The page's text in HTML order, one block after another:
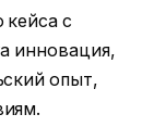
кейса с
инновация,
опыт,